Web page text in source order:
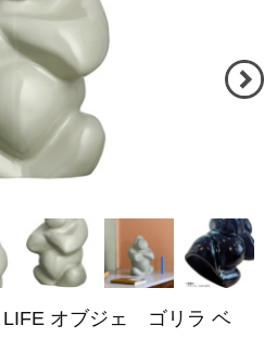
LIFE オブジェ ゴリラ ベ